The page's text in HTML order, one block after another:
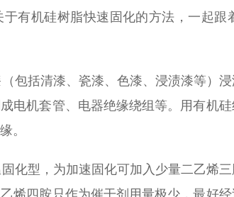
有机硅树脂快速固化的方法，一起
包括清漆、瓷漆、色漆、浸渍漆等）
电机套管、电器绝缘绕组等。用有机
。
化型，为加速固化可加入少量二乙烯
烯四胺只作为催干剂用量极少，最好